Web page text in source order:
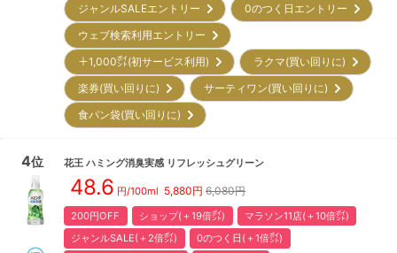
ジャンルSALEエントリー
0のつく日エントリー
ウェブ検索利用エントリー
＋1,000㌽(初サービス利用)
ラクマ(買い回りに)
楽券(買い回りに)
サーティワン(買い回りに)
食パン袋(買い回りに)
4位 花王 ハミング消臭実感 リフレッシュグリーン
48.6 円/100ml 5,880円 6,080円
200円OFF ショップ(＋19倍㌽)
マラソン11店(＋10倍㌽)
ジャンルSALE(＋2倍㌽)
0のつく日(＋1倍㌽)